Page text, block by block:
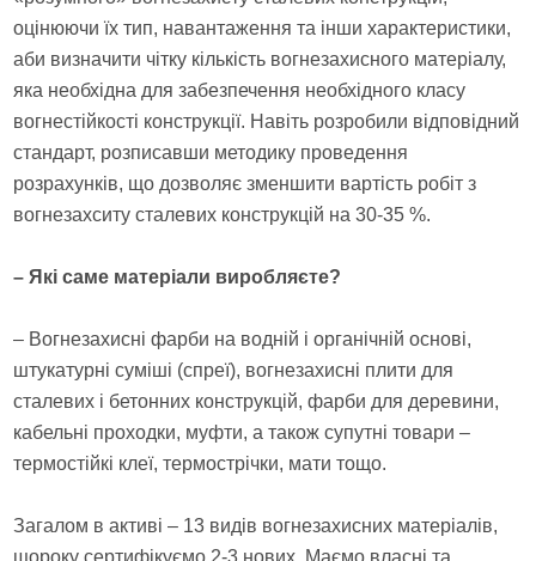
оцінюючи їх тип, навантаження та інши характеристики,
аби визначити чітку кількість вогнезахисного матеріалу,
яка необхідна для забезпечення необхідного класу
вогнестійкості конструкції. Навіть розробили відповідний
стандарт, розписавши методику проведення
розрахунків, що дозволяє зменшити вартість робіт з
вогнезахситу сталевих конструкцій на 30-35 %.
– Які саме матеріали виробляєте?
– Вогнезахисні фарби на водній і органічній основі,
штукатурні суміші (спреї), вогнезахисні плити для
сталевих і бетонних конструкцій, фарби для деревини,
кабельні проходки, муфти, а також супутні товари –
термостійкі клеї, термострічки, мати тощо.
Загалом в активі – 13 видів вогнезахисних матеріалів,
щороку сертифікуємо 2-3 нових. Маємо власні та